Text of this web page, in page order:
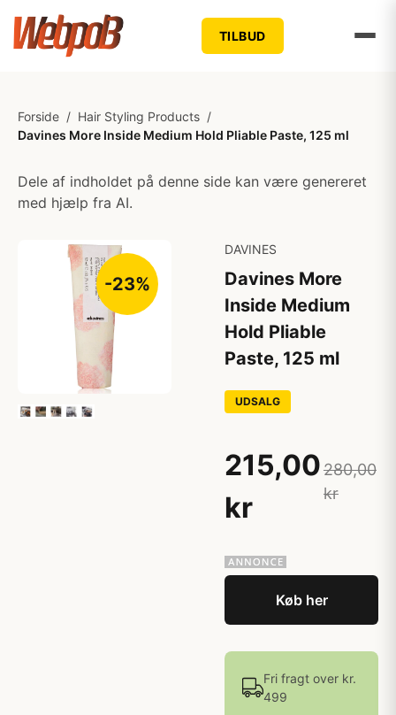
TILBUD
Forside / Hair Styling Products /
Davines More Inside Medium Hold Pliable Paste, 125 ml
Dele af indholdet på denne side kan være genereret
med hjælp fra AI.
-23%
DAVINES
Davines More
Inside Medium
Hold Pliable
Paste, 125 ml
UDSALG
215,00
kr
280,00
kr
Køb her
Fri fragt over kr.
499